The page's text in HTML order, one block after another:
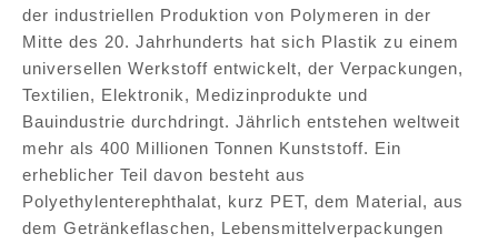
der industriellen Produktion von Polymeren in der
Mitte des 20. Jahrhunderts hat sich Plastik zu einem
universellen Werkstoff entwickelt, der Verpackungen,
Textilien, Elektronik, Medizinprodukte und
Bauindustrie durchdringt. Jährlich entstehen weltweit
mehr als 400 Millionen Tonnen Kunststoff. Ein
erheblicher Teil davon besteht aus
Polyethylenterephthalat, kurz PET, dem Material, aus
dem Getränkeflaschen, Lebensmittelverpackungen